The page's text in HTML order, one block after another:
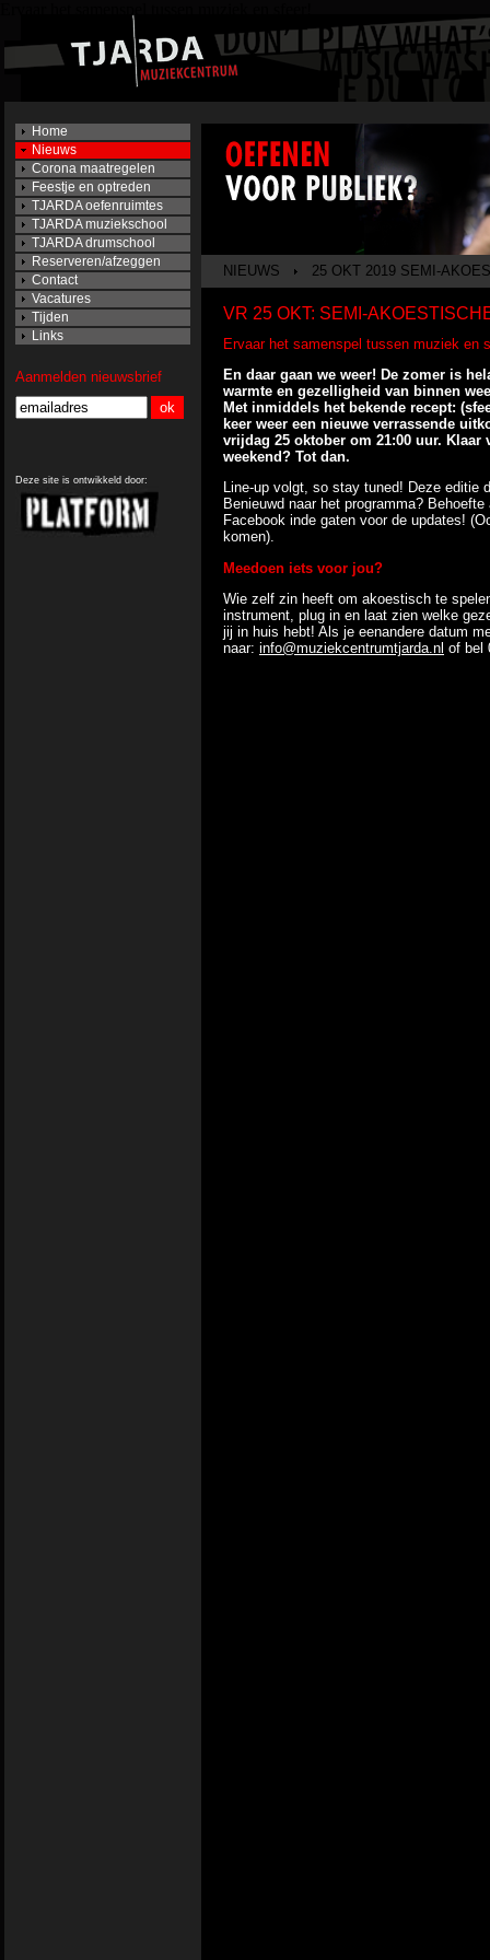
Home
Nieuws
Corona maatregelen
Feestje en optreden
TJARDA oefenruimtes
TJARDA muziekschool
TJARDA drumschool
Reserveren/afzeggen
Contact
Vacatures
Tijden
Links
Aanmelden nieuwsbrief
Deze site is ontwikkeld door:
NIEUWS 25 OKT 2019 SEMI-
VR 25 OKT: SEMI-
Ervaar het samenspel tussen muziek en
En daar gaan we weer! De zomer is
warmte en gezelligheid van binnen
Met inmiddels het bekende recept:
keer weer een nieuwe verrassende
vrijdag 25 oktober om 21:00 uur. Klaar
weekend? Tot dan.
Line-up volgt, so stay tuned! Deze editie
Benieuwd naar het programma?
Facebook inde gaten voor de updates!
komen).
Meedoen iets voor jou?
Wie zelf zin heeft om akoestisch te
instrument, plug in en laat zien welke
jij in huis hebt! Als je eenandere datum
naar: info@muziekcentrumtjarda.nl of bel